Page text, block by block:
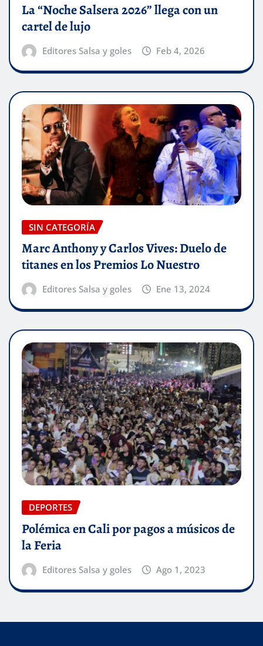
La “Noche Salsera 2026” llega con un
cartel de lujo
Editores Salsa y goles Feb 4, 2026
SIN CATEGORÍA
Marc Anthony y Carlos Vives: Duelo de
titanes en los Premios Lo Nuestro
Editores Salsa y goles Ene 13, 2024
DEPORTES
Polémica en Cali por pagos a músicos de
la Feria
Editores Salsa y goles Ago 1, 2023